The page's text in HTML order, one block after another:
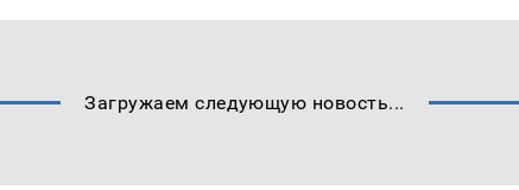
Загружаем следующую новость...